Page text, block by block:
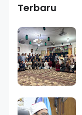
Terbaru